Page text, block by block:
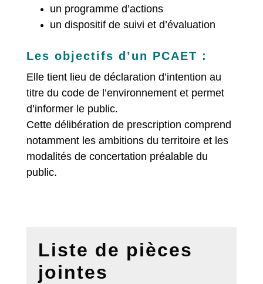
un programme d’actions
un dispositif de suivi et d’évaluation
Les objectifs d’un PCAET :
Elle tient lieu de déclaration d’intention au
titre du code de l’environnement et permet
d’informer le public.
Cette délibération de prescription comprend
notamment les ambitions du territoire et les
modalités de concertation préalable du
public.
Liste de pièces
jointes